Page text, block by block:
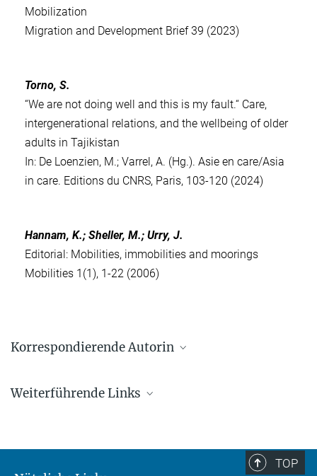
Mobilization
Migration and Development Brief 39 (2023)
Torno, S.
“We are not doing well and this is my fault.“ Care,
intergenerational relations, and the wellbeing of older
adults in Tajikistan
In: De Loenzien, M.; Varrel, A. (Hg.). Asie en care/Asia
in care. Editions du CNRS, Paris, 103-120 (2024)
Hannam, K.; Sheller, M.; Urry, J.
Editorial: Mobilities, immobilities and moorings
Mobilities 1(1), 1-22 (2006)
Korrespondierende Autorin
Max-Planck-Institut für ethnologische Forschung, Halle (Saale)
Weiterführende Links
Anthropology of Smartphones and Smart Ageing
TOP